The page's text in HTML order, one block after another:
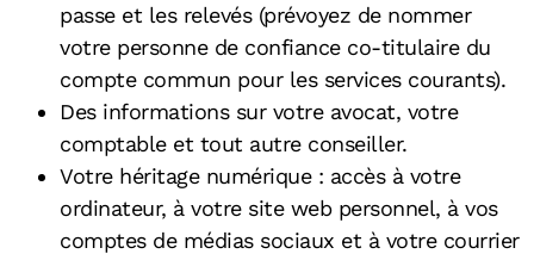
passe et les relevés (prévoyez de nommer
votre personne de confiance co-titulaire du
compte commun pour les services courants).
Des informations sur votre avocat, votre
comptable et tout autre conseiller.
Votre héritage numérique : accès à votre
ordinateur, à votre site web personnel, à vos
comptes de médias sociaux et à votre courrier